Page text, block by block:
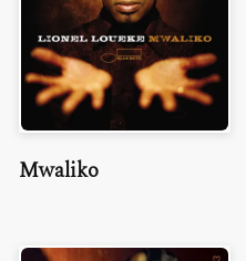
Mwaliko